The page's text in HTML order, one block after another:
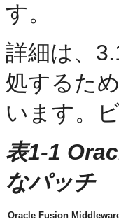
す。
詳細は、
処するた
います。
表1-1
なパッチ
Oracle Fusion